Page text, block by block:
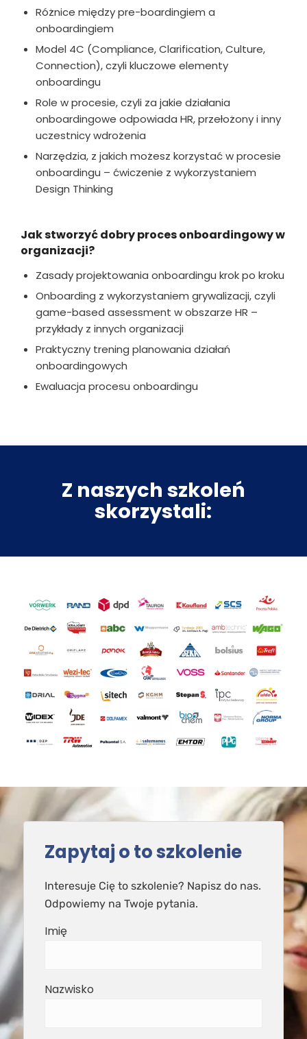
Różnice między pre-boardingiem a
onboardingiem
Model 4C (Compliance, Clarification, Culture,
Connection), czyli kluczowe elementy
onboardingu
Role w procesie, czyli za jakie działania
onboardingowe odpowiada HR, przełożony i inny
uczestnicy wdrożenia
Narzędzia, z jakich możesz korzystać w procesie
onboardingu – ćwiczenie z wykorzystaniem
Design Thinking
Jak stworzyć dobry proces onboardingowy w
organizacji?
Zasady projektowania onboardingu krok po kroku
Onboarding z wykorzystaniem grywalizacji, czyli
game-based assessment w obszarze HR –
przykłady z innych organizacji
Praktyczny trening planowania działań
onboardingowych
Ewaluacja procesu onboardingu
Z naszych szkoleń
skorzystali:
Zapytaj o to szkolenie
Interesuje Cię to szkolenie? Napisz do nas.
Odpowiemy na Twoje pytania.
Imię
Nazwisko